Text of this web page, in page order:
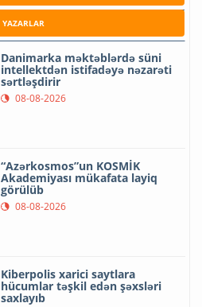
YAZARLAR
Danimarka məktəblərdə süni
intellektdən istifadəyə nəzarəti
sərtləşdirir
08-08-2026
“Azərkosmos”un KOSMİK
Akademiyası mükafata layiq
görülüb
08-08-2026
Kiberpolis xarici saytlara
hücumlar təşkil edən şəxsləri
saxlayıb